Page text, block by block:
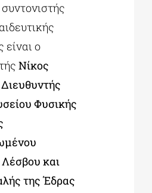
είναι ο
Νίκος
Διευθυντής
Φυσικής
και
της Έδρας